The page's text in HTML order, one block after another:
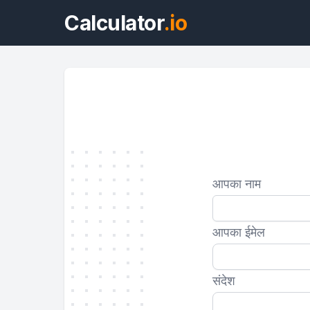
Calculator.io
आपका नाम
आपका ईमेल
संदेश